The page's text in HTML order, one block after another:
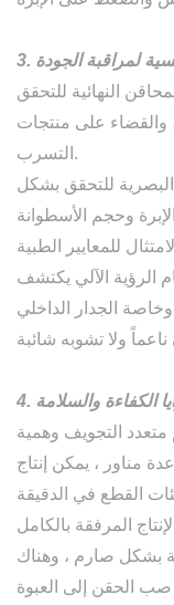
لمراقبة الجودة
النهائية للتحقق
والقضاء على منتجات
التسرب.
البصرية للتحقق بشكل
وحجم الأسطوانة
الرؤية الآلي يكتشف
الجدار الداخلي
الكفاءة والسلامة
متعدد التجويف وهمية
مناور ، يمكن إنتاج
المرفقة بالكامل
بشكل صارم ، وهناك